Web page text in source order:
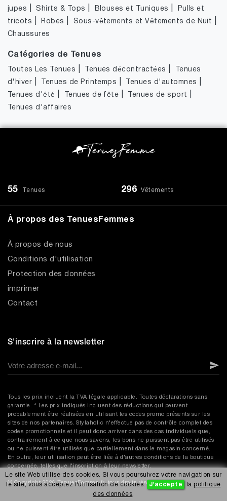
jupes |Shirts & Tops Blouses et Tuniques
Pulls et
tricots
Robes Sous-vêtements et Vêtements de Nuit
Chaussures
Catégories de Tenues
Toutes Les Tenues Tenues décontractées
Tenues
d'hiver
Tenues de Printemps Tenues d'automnes
Tenues d'été Tenues de fête Tenues de sport
Tenues d'affaires
55 Tenues 296 Vêtements
À propos des TenuesFemmes
À propos de nous
Conditions d'utilisation
Protection des données
imprimer
Contact
S'inscrire à la newsletter
Tous les prix incluent la TVA légale applicable. Toutes déclarations sans
garantie. * Les prix indiqués incluent des réductions qui peuvent
probablement être réalisées en utilisant les codes promo présents sur les
sites de nos partenaires. Stylaholic n'effectue pas de contrôle complet des
codes promotionnels et il peut donc arriver dans des cas individuels que,
contrairement à ce que nous savons, les bons ne puissent pas être utilisés
ou ne puissent être utilisés que partiellement dans le magasin concerné.
En outre, leur utilisation peut être liée à d'autres conditions de la boutique
concernée, telles que l'inscription à leur newsletter.
© Copyright 2026 TenuesFemme.fr, tous droits réservés.
Le site Web utilise des cookies. Si vous poursuivez votre navigation sur
le site, vous acceptez l'utilisation de cookies. J'accepte la politique
des données